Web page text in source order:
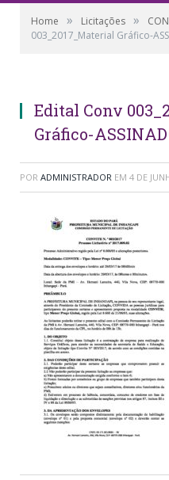
Home » Licitações »
003_2017_Material Gráfico-
Edital Conv
Gráfico-
POR ADMINISTRADOR EM 4 DE